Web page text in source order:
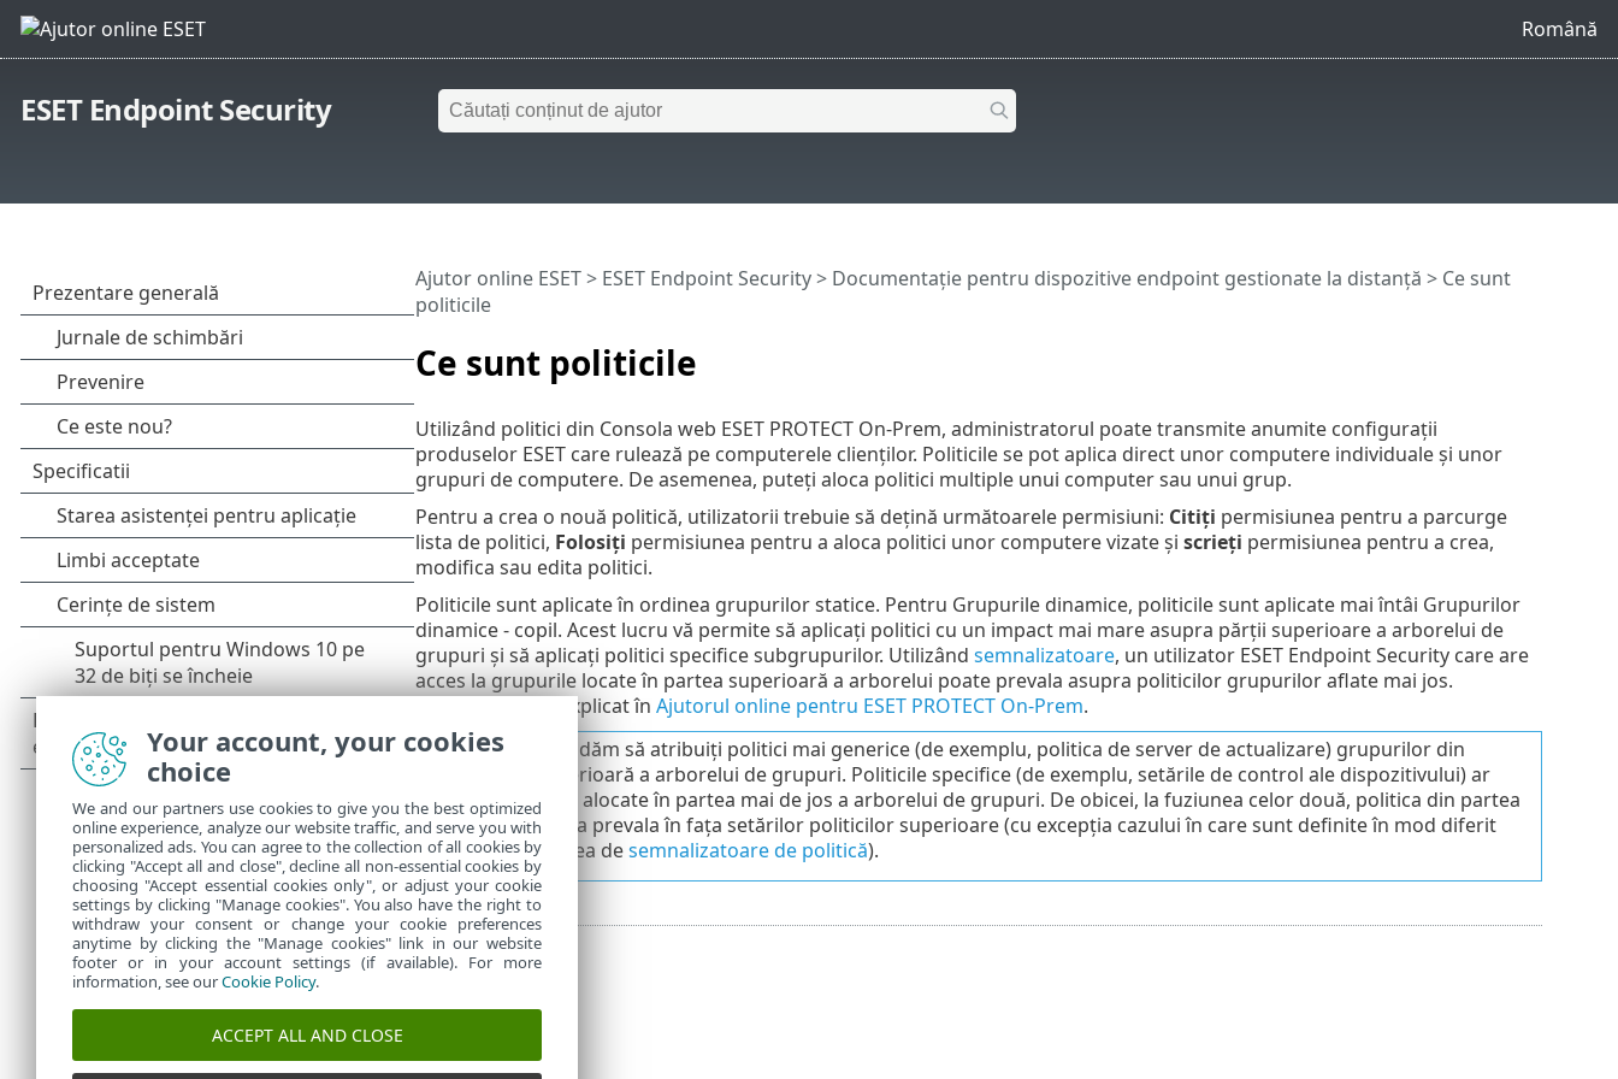
Română
ESET Endpoint Security
Ce sunt politicile
Ajutor online ESET> ESET Endpoint Security> Documentație pentru dispozitive endpoint gestionate la distanță > Ce sunt
politicile
Utilizând politici din Consola web ESET PROTECT On-Prem, administratorul poate transmite anumite configurații
produselor ESET care rulează pe computerele clienților. Politicile se pot aplica direct unor computere individuale și unor
grupuri de computere. De asemenea, puteți aloca politici multiple unui computer sau unui grup.
Pentru a crea o nouă politică, utilizatorii trebuie să dețină următoarele permisiuni: Citiți permisiunea pentru a parcurge
lista de politici, Folosiți permisiunea pentru a aloca politici unor computere vizate și scrieți permisiunea pentru a crea,
modifica sau edita politici.
Politicile sunt aplicate în ordinea grupurilor statice. Pentru Grupurile dinamice, politicile sunt aplicate mai întâi Grupurilor
dinamice - copil. Acest lucru vă permite să aplicați politici cu un impact mai mare asupra părții superioare a arborelui de
grupuri și să aplicați politici specifice subgrupurilor. Utilizând semnalizatoare, un utilizator ESET Endpoint Security care are
acces la grupurile locate în partea superioară a arborelui poate prevala asupra politicilor grupurilor aflate mai jos.
Algoritmul este explicat în Ajutorul online pentru ESET PROTECT On-Prem.
Vă recomandăm să atribuiți politici mai generice (de exemplu, politica de server de actualizare) grupurilor din
partea superioară a arborelui de grupuri. Politicile specifice (de exemplu, setările de control ale dispozitivului) ar
trebui să fie alocate în partea mai de jos a arborelui de grupuri. De obicei, la fuziunea celor două, politica din partea
de mai jos va prevala în fața setărilor politicilor superioare (cu excepția cazului în care sunt definite în mod diferit
prin utilizarea desemnalizatoare de politică).
Your account, your cookies
choice
We and our partners use cookies to give you the best optimized
online experience, analyze our website traffic, and serve you with
personalized ads. You can agree to the collection of all cookies by
clicking "Accept all and close", decline all non-essential cookies by
choosing "Accept essential cookies only", or adjust your cookie
settings by clicking "Manage cookies". You also have the right to
withdraw your consent or change your cookie preferences
anytime by clicking the "Manage cookies" link in our website
footer or in your account settings (if available). For more
information, see ourCookie Policy.
ACCEPT ALL AND CLOSE